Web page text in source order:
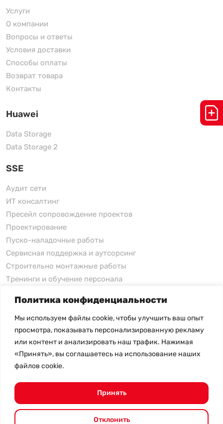
Политика конфиденциальности
Мы используем файлы cookie, чтобы улучшить ваш опыт
просмотра, показывать персонализированную рекламу
или контент и анализировать наш трафик. Нажимая
«Принять», вы соглашаетесь на использование наших
файлов cookie.
Отклонить
Принять
Услуги
О компании
Вопросы и ответы
Условия доставки
Способы оплаты
Возврат товара
Контакты
Huawei
Data Storage
Data Storage 2
SSE
Аудит сети
ИТ консалтинг
Пресейл сопровождение проектов
Проектирование
Пуско-наладочные работы
Сервисная поддержка и аутсорсинг
Строительно монтажные работы
Тренинги и обучение персонала
xFusion
xFusion
xFusion AI Solution
Цены на товары не являются публичной офертой и
- Политика конфиденциальности- Возврат товара
© 2026.SHANGHAI SYSTEM ENGINEERING.Все права
защищены.